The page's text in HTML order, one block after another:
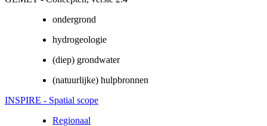
ondergrond
hydrogeologie
(diep) grondwater
(natuurlijke) hulpbronnen
INSPIRE - Spatial scope
Regionaal